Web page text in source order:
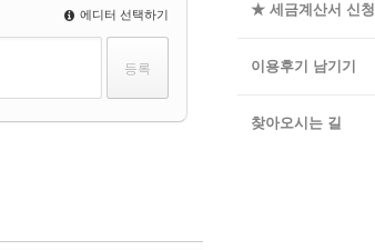
에디터 선택하기 ★ 세금계산서 신청
이용후기 남기기
찾아오시는 길